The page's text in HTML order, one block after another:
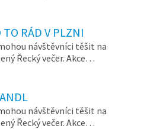
RÁD V PLZNI
návštěvníci těšit na
Řecký večer. Akce…
návštěvníci těšit na
Řecký večer. Akce…